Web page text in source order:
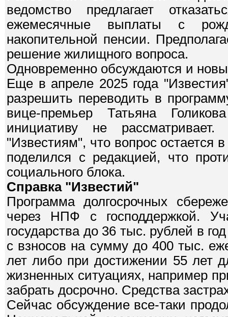
ведомство предлагает
ежемесячные выплаты с
накопительной пенсии.
решение жилищного вопроса.
Одновременно обсуждаются и
Еще в апреле 2025 года
разрешить переводить в
вице-премьер Татьяна
инициативу не
"Известиям", что вопрос остается
поделился с редакцией, что
социального блока.
Справка "Известий"
Программа долгосрочных
через НПФ с господдержкой.
государства до 36 тыс. рублей в
с взносов на сумму до 400 тыс.
лет либо при достижении 55 лет
жизненных ситуациях, например
забрать досрочно. Средства
Сейчас обсуждение все-таки